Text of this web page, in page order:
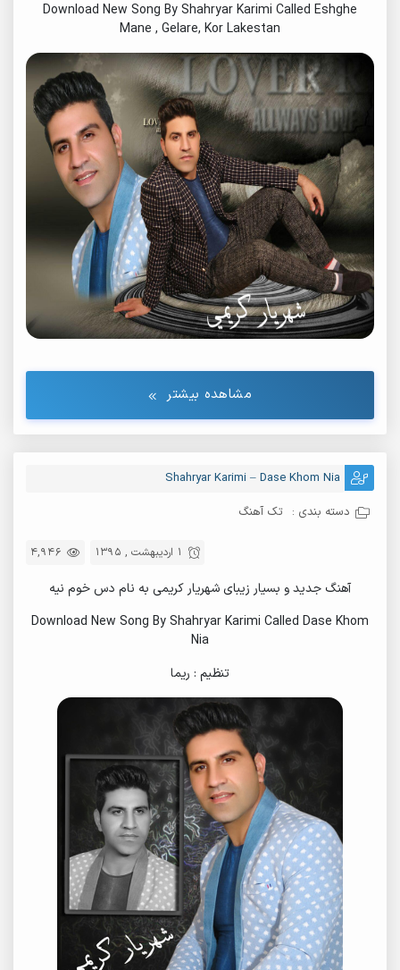
Download New Song By Shahryar Karimi Called Eshghe
Mane , Gelare, Kor Lakestan
مشاهده بیشتر
Shahryar Karimi – Dase Khom Nia
دسته بندی : تک آهنگ
4,946 1 اردیبهشت , 1395
آهنگ جدید و بسیار زیبای شهریار کریمی به نام دس خوم نیه
Download New Song By Shahryar Karimi Called Dase Khom
Nia
تنظیم : ریما